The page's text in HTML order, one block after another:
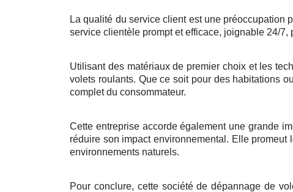
La qualité du service client est une préoccupation
service clientèle prompt et efficace, joignable 24/
Utilisant des matériaux de premier choix et les
volets roulants. Que ce soit pour des habitations
complet du consommateur.
Cette entreprise accorde également une grande
réduire son impact environnemental. Elle
environnements naturels.
Pour conclure, cette société de dépannage de